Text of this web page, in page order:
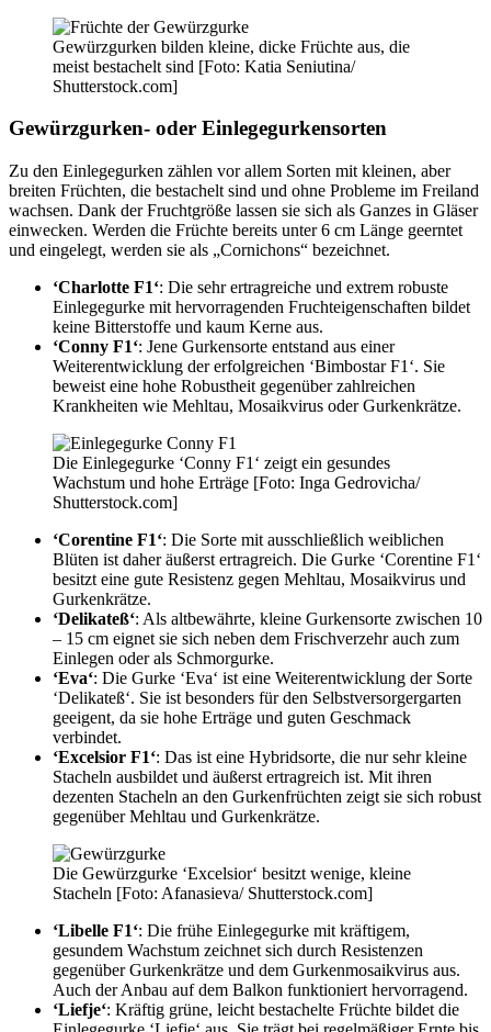
Gewürzgurken bilden kleine, dicke Früchte aus, die
meist bestachelt sind [Foto: Katia Seniutina/
Shutterstock.com]
Gewürzgurken- oder Einlegegurkensorten
Zu den Einlegegurken zählen vor allem Sorten mit kleinen, aber
breiten Früchten, die bestachelt sind und ohne Probleme im Freiland
wachsen. Dank der Fruchtgröße lassen sie sich als Ganzes in Gläser
einwecken. Werden die Früchte bereits unter 6 cm Länge geerntet
und eingelegt, werden sie als „Cornichons“ bezeichnet.
‘Charlotte F1‘: Die sehr ertragreiche und extrem robuste
Einlegegurke mit hervorragenden Fruchteigenschaften bildet
keine Bitterstoffe und kaum Kerne aus.
‘Conny F1‘: Jene Gurkensorte entstand aus einer
Weiterentwicklung der erfolgreichen ‘Bimbostar F1‘. Sie
beweist eine hohe Robustheit gegenüber zahlreichen
Krankheiten wie Mehltau, Mosaikvirus oder Gurkenkrätze.
Die Einlegegurke ‘Conny F1‘ zeigt ein gesundes
Wachstum und hohe Erträge [Foto: Inga Gedrovicha/
Shutterstock.com]
‘Corentine F1‘: Die Sorte mit ausschließlich weiblichen
Blüten ist daher äußerst ertragreich. Die Gurke ‘Corentine F1‘
besitzt eine gute Resistenz gegen Mehltau, Mosaikvirus und
Gurkenkrätze.
‘Delikateß‘: Als altbewährte, kleine Gurkensorte zwischen 10
– 15 cm eignet sie sich neben dem Frischverzehr auch zum
Einlegen oder als Schmorgurke.
‘Eva‘: Die Gurke ‘Eva‘ ist eine Weiterentwicklung der Sorte
‘Delikateß‘. Sie ist besonders für den Selbstversorgergarten
geeigent, da sie hohe Erträge und guten Geschmack
verbindet.
‘Excelsior F1‘: Das ist eine Hybridsorte, die nur sehr kleine
Stacheln ausbildet und äußerst ertragreich ist. Mit ihren
dezenten Stacheln an den Gurkenfrüchten zeigt sie sich robust
gegenüber Mehltau und Gurkenkrätze.
Die Gewürzgurke ‘Excelsior‘ besitzt wenige, kleine
Stacheln [Foto: Afanasieva/ Shutterstock.com]
‘Libelle F1‘: Die frühe Einlegegurke mit kräftigem,
gesundem Wachstum zeichnet sich durch Resistenzen
gegenüber Gurkenkrätze und dem Gurkenmosaikvirus aus.
Auch der Anbau auf dem Balkon funktioniert hervorragend.
‘Liefje‘: Kräftig grüne, leicht bestachelte Früchte bildet die